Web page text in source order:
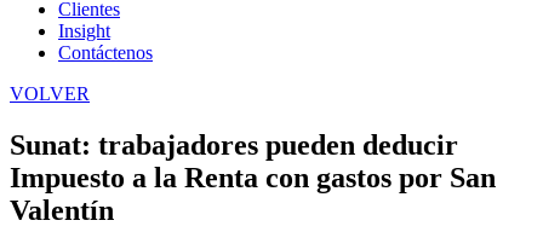
Clientes
Insight
Contáctenos
VOLVER
Sunat: trabajadores pueden deducir
Impuesto a la Renta con gastos por San
Valentín